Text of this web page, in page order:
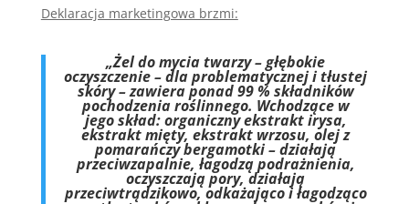
Deklaracja marketingowa brzmi:
„Żel do mycia twarzy – głębokie
oczyszczenie – dla problematycznej i tłustej
skóry – zawiera ponad 99 % składników
pochodzenia roślinnego. Wchodzące w
jego skład: organiczny ekstrakt irysa,
ekstrakt mięty, ekstrakt wrzosu, olej z
pomarańczy bergamotki – działają
przeciwzapalnie, łagodzą podrażnienia,
oczyszczają pory, działają
przeciwtrądzikowo, odkażająco i łagodząco